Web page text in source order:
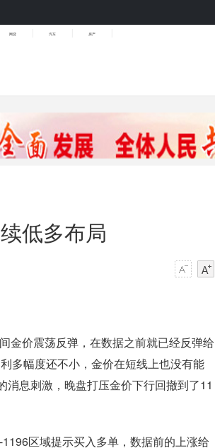
网贷 汽车 房产
低多布局
价震荡反弹，在数据之前就已经反弹给
多幅度还不小，金价在短线上也没有能
息刺激，晚盘打压金价下行回撤到了11
区域提示买入多单，数据前的上涨给